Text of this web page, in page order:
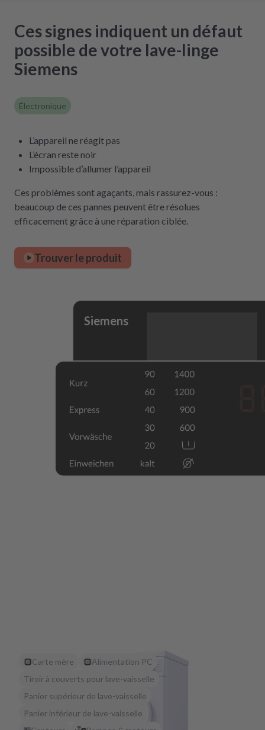
Ces signes indiquent un défaut
possible de votre lave-linge
Siemens
Électronique
L’appareil ne réagit pas
L’écran reste noir
Impossible d’allumer l’appareil
Ces problèmes sont agaçants, mais rassurez-vous :
beaucoup de ces pannes peuvent être résolues
efficacement grâce à une réparation ciblée.
Trouver le produit
Siemens
Carte mère
Alimentation PC
Tiroir à couverts pour lave-vaisselle
Panier supérieur de lave-vaisselle
Panier inférieur de lave-vaisselle